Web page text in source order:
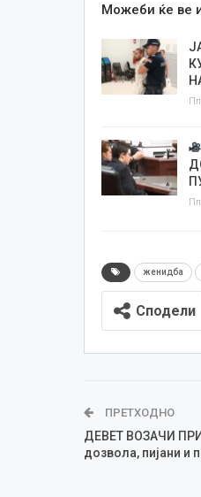
Можеби ќе ве
женидба
Сподели
ПРЕТХОДНО
ДЕВЕТ ВОЗАЧИ
дозвола, пијани и